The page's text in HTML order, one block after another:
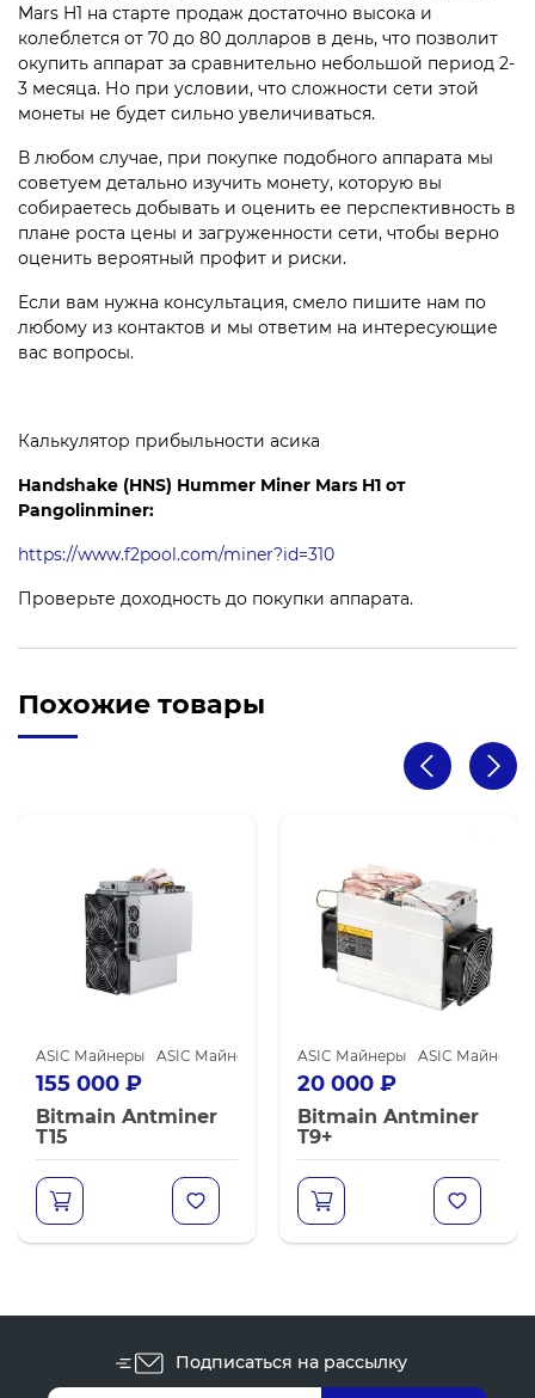
Mars H1 на старте продаж достаточно высока и
колеблется от 70 до 80 долларов в день, что позволит
окупить аппарат за сравнительно небольшой период 2-
3 месяца. Но при условии, что сложности сети этой
монеты не будет сильно увеличиваться.
В любом случае, при покупке подобного аппарата мы
советуем детально изучить монету, которую вы
собираетесь добывать и оценить ее перспективность в
плане роста цены и загруженности сети, чтобы верно
оценить вероятный профит и риски.
Если вам нужна консультация, смело пишите нам по
любому из контактов и мы ответим на интересующие
вас вопросы.
Калькулятор прибыльности асика
Handshake (HNS) Hummer Miner Mars H1 от
Pangolinminer:
https://www.f2pool.com/miner?id=310
Проверьте доходность до покупки аппарата.
Похожие товары
BitmainASIC Майнеры ASIC Майнеры Bitmain
155 000 ₽
Bitmain Antminer
T15
ASIC Майнеры ASIC Майнеры
20 000 ₽
Bitmain Antminer
T9+
Подписаться на рассылку